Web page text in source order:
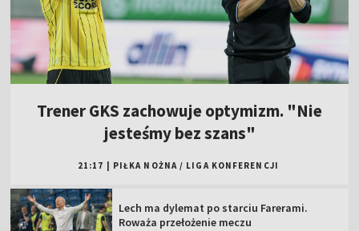
Trener GKS zachowuje optymizm. "Nie
jesteśmy bez szans"
21:17 PIŁKA NOŻNA / LIGA KONFERENCJI
Lech ma dylemat po starciu Farerami.
Roważa przełożenie meczu